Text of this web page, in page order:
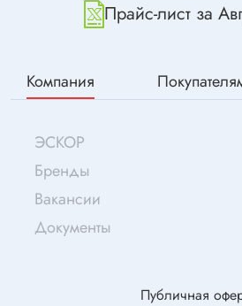
Прайс-лист за
Компания
ЭСКОР
Бренды
Вакансии
Документы
Публичная